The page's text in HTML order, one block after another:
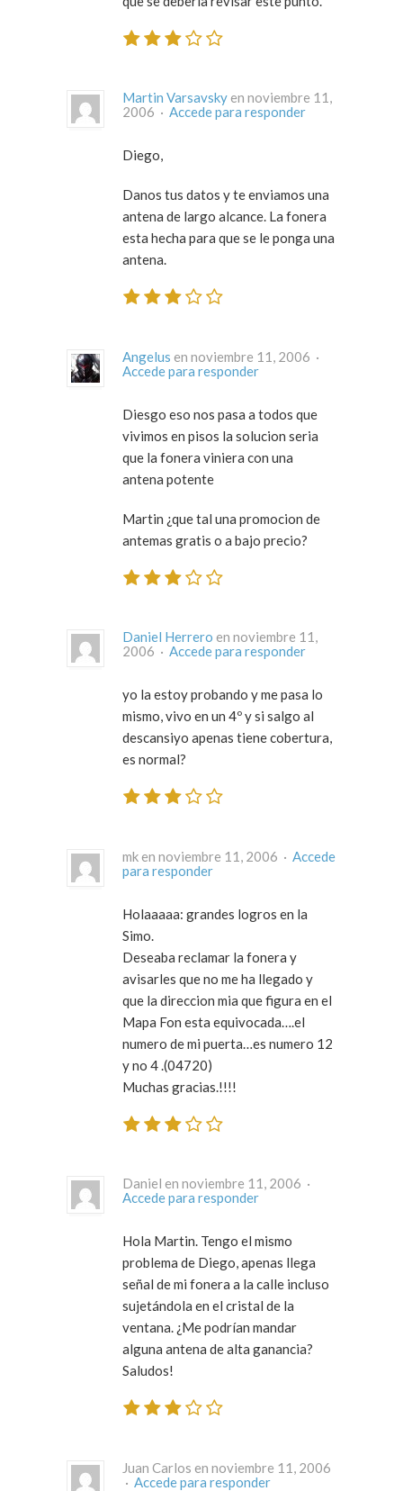
Martin Varsavsky en noviembre 11,
2006 · Accede para responder
Diego,
Danos tus datos y te enviamos una
antena de largo alcance. La fonera
esta hecha para que se le ponga una
antena.
Angelus
en noviembre 11, 2006 ·
Accede para responder
Diesgo eso nos pasa a todos que
vivimos en pisos la solucion seria
que la fonera viniera con una
antena potente
Martin ¿que tal una promocion de
antemas gratis o a bajo precio?
Daniel Herrero en noviembre 11,
2006 · Accede para responder
yo la estoy probando y me pasa lo
mismo, vivo en un 4º y si salgo al
descansiyo apenas tiene cobertura,
es normal?
mk en noviembre 11, 2006 · Accede
para responder
Holaaaaa: grandes logros en la
Simo.
Deseaba reclamar la fonera y
avisarles que no me ha llegado y
que la direccion mia que figura en el
Mapa Fon esta equivocada….el
numero de mi puerta…es numero 12
y no 4 .(04720)
Muchas gracias.!!!!
Daniel en noviembre 11, 2006 ·
Accede para responder
Hola Martin. Tengo el mismo
problema de Diego, apenas llega
señal de mi fonera a la calle incluso
sujetándola en el cristal de la
ventana. ¿Me podrían mandar
alguna antena de alta ganancia?
Saludos!
Juan Carlos en noviembre 11, 2006
· Accede para responder